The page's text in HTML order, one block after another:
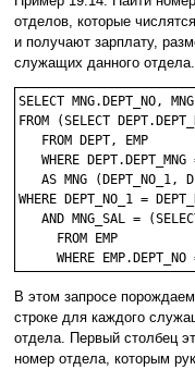
отделов, которые
и получают зарплату,
служащих данного отдела.
SELECT MNG.DEPT_NO,
FROM (SELECT
   FROM DEPT, EMP
WHERE DEPT.DEPT_MNG
AS MNG (DEPT_NO_1,
WHERE DEPT_NO_1 =
AND MNG_SAL =
     FROM EMP
В этом запросе
строке для каждого
отдела. Первый столбец
номер отдела, которым